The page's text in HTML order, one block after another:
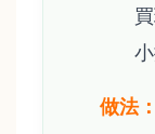
做法：